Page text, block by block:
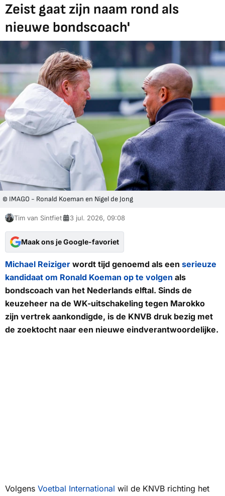
Zeist gaat zijn naam rond als
nieuwe bondscoach'
© IMAGO - Ronald Koeman en Nigel de Jong
Tim van Sintfiet 3 jul. 2026, 09:08
Maak ons je Google-favoriet
Michael Reiziger wordt tijd genoemd als een serieuze
kandidaat om Ronald Koeman op te volgen als
bondscoach van het Nederlands elftal. Sinds de
keuzeheer na de WK-uitschakeling tegen Marokko
zijn vertrek aankondigde, is de KNVB druk bezig met
de zoektocht naar een nieuwe eindverantwoordelijke.
Volgens Voetbal International wil de KNVB richting het